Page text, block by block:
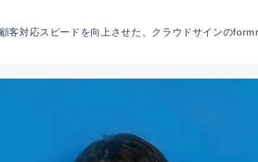
客対応スピードを向上させた、クラウドサインの